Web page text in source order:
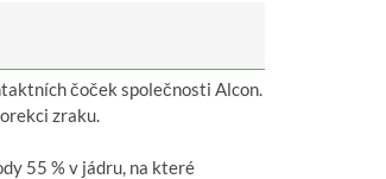
čoček společnosti Alcon.
zraku.
55 % v jádru, na které